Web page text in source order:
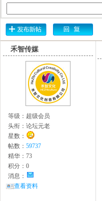
禾智传媒
等级： 超级会员
头衔： 论坛元老
星数：
帖数： 59737
精华： 73
积分： 0
消息：
查看资料